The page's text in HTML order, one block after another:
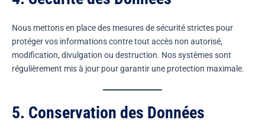
Nous mettons en place des mesures de sécurité strictes pour
protéger vos informations contre tout accès non autorisé,
modification, divulgation ou destruction. Nos systèmes sont
régulièrement mis à jour pour garantir une protection maximale.
5. Conservation des Données